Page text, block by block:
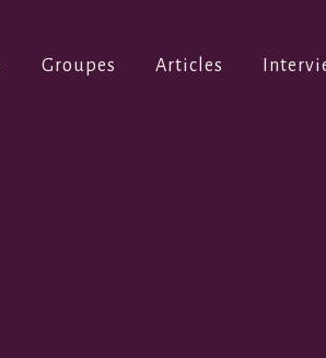
Groupes Articles